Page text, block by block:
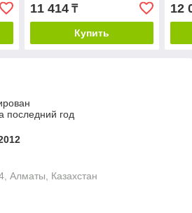
11 414₸
Купить
12
последний год
Алматы, Казахстан